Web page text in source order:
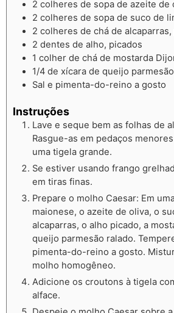
2 colheres de sopa de azeite de
2 colheres de sopa de suco de
2 colheres de chá de alcaparras,
2 dentes de alho, picados
1 colher de chá de mostarda
1/4 de xícara de queijo
Sal e pimenta-do-reino a gosto
Instruções
Lave e seque bem as folhas de
Rasgue-as em pedaços
uma tigela grande.
Se estiver usando frango
em tiras finas.
Prepare o molho Caesar: Em
maionese, o azeite de oliva, o
alcaparras, o alho picado, a
queijo parmesão ralado.
pimenta-do-reino a gosto.
molho homogêneo.
Adicione os croutons à tigela
alface.